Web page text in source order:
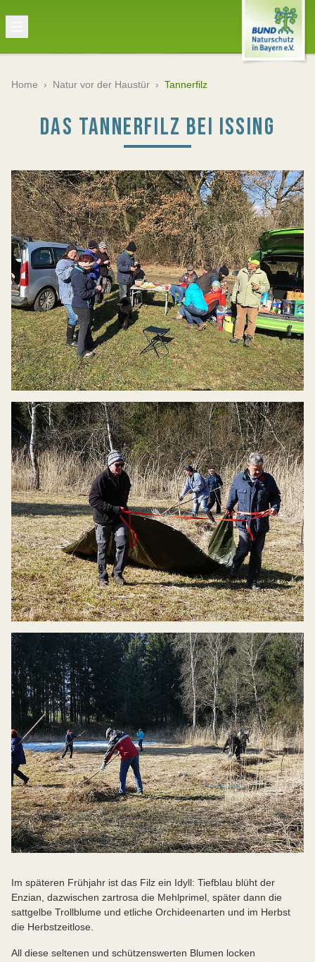
Home › Natur vor der Haustür › Tannerfilz
DAS TANNERFILZ BEI ISSING
Im späteren Frühjahr ist das Filz ein Idyll: Tiefblau blüht der
Enzian, dazwischen zartrosa die Mehlprimel, später dann die
sattgelbe Trollblume und etliche Orchideenarten und im Herbst
die Herbstzeitlose.
All diese seltenen und schützenswerten Blumen locken